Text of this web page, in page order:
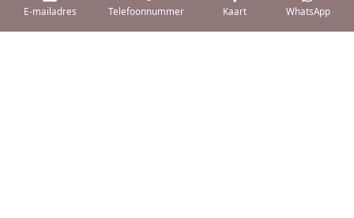
E-mailadres Telefoonnummer Kaart WhatsApp